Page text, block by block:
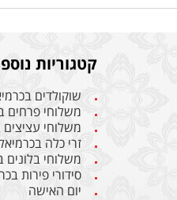
קטגוריות
שוקולדים
משלוחי פרחים
משלוחי
זרי כלה
משלוחי בלונים
סידורי פירות
יום האישה